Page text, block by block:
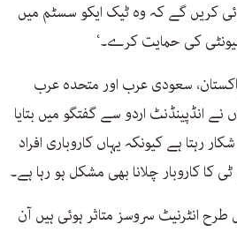
کریں گے کہ وہ ٹیک ایکو سسٹم میں
کی حمایت کرے۔‘
سعودی عرب اور متحدہ عرب
انڈپینڈنٹ اردو سے گفتگو میں بتایا
رہتا ہے کیونکہ یہاں کاروباری افراد
کاروبار چلانا بھی مشکل ہو رہا ہے۔
انٹرنیٹ سروسز متاثر ہوئی ہیں آن